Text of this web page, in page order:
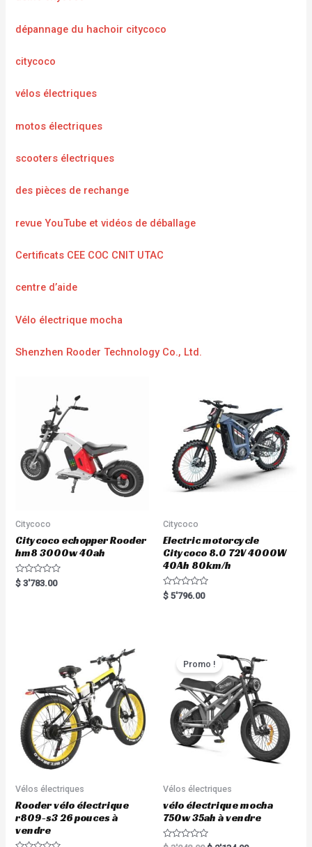
dépannage du hachoir citycoco
citycoco
vélos électriques
motos électriques
scooters électriques
des pièces de rechange
revue YouTube et vidéos de déballage
Certificats CEE COC CNIT UTAC
centre d’aide
Vélo électrique mocha
Shenzhen Rooder Technology Co., Ltd.
Citycoco
Citycoco echopper Rooder
hm8 3000w 40ah
R
a
$ 3'783.00
Citycoco
Electric motorcycle
Citycoco 8.0 72V 4000W
40Ah 80km/h
R
a
$ 5'796.00
Vélos électriques
Rooder vélo électrique
r809-s3 26 pouces à
vendre
Promo !
Vélos électriques
vélo électrique mocha
750w 35ah à vendre